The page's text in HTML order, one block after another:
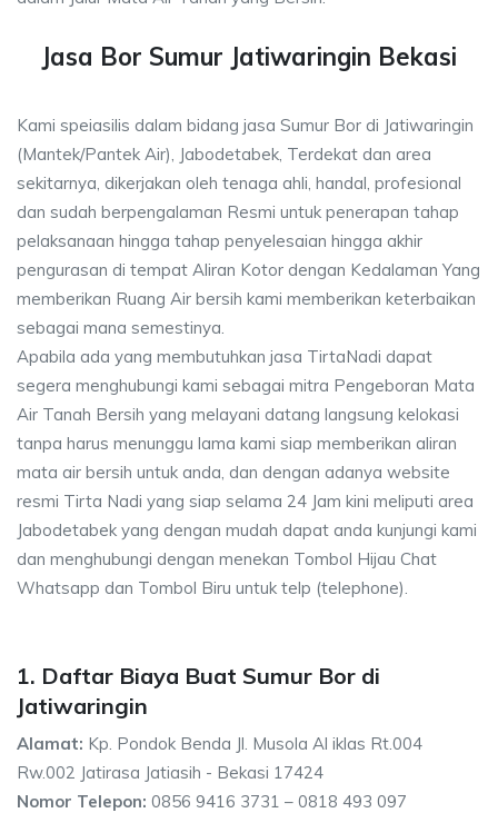
Jasa Bor Sumur Jatiwaringin Bekasi
Kami speiasilis dalam bidang jasa Sumur Bor di Jatiwaringin
(Mantek/Pantek Air), Jabodetabek, Terdekat dan area
sekitarnya, dikerjakan oleh tenaga ahli, handal, profesional
dan sudah berpengalaman Resmi untuk penerapan tahap
pelaksanaan hingga tahap penyelesaian hingga akhir
pengurasan di tempat Aliran Kotor dengan Kedalaman Yang
memberikan Ruang Air bersih kami memberikan keterbaikan
sebagai mana semestinya.
Apabila ada yang membutuhkan jasa TirtaNadi dapat
segera menghubungi kami sebagai mitra Pengeboran Mata
Air Tanah Bersih yang melayani datang langsung kelokasi
tanpa harus menunggu lama kami siap memberikan aliran
mata air bersih untuk anda, dan dengan adanya website
resmi Tirta Nadi yang siap selama 24 Jam kini meliputi area
Jabodetabek yang dengan mudah dapat anda kunjungi kami
dan menghubungi dengan menekan Tombol Hijau Chat
Whatsapp dan Tombol Biru untuk telp (telephone).
1. Daftar Biaya Buat Sumur Bor di
Jatiwaringin
Alamat: Kp. Pondok Benda Jl. Musola Al iklas Rt.004
Rw.002 Jatirasa Jatiasih - Bekasi 17424
Nomor Telepon: 0856 9416 3731 – 0818 493 097